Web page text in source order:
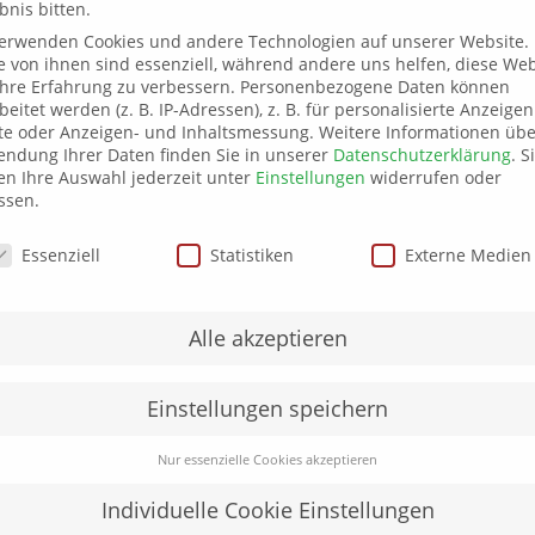
Initialen
180 g
One Size
schwarz
bitten.
Cookies und andere Technologien auf unserer Website.
von ihnen sind essenziell, während andere uns helfen, diese
Erfahrung zu verbessern. Personenbezogene Daten können
werden (z. B. IP-Adressen), z. B. für personalisierte
oder Anzeigen- und Inhaltsmessung. Weitere Informationen
Ihrer Daten finden Sie in unserer Datenschutzerklärung.
Ihre Auswahl jederzeit unter Einstellungen widerrufen oder
Essenziell Statistiken Externe Medien
Alle akzeptieren
Einstellungen speichern
Nur essenzielle Cookies akzeptieren
Individuelle Cookie Einstellungen